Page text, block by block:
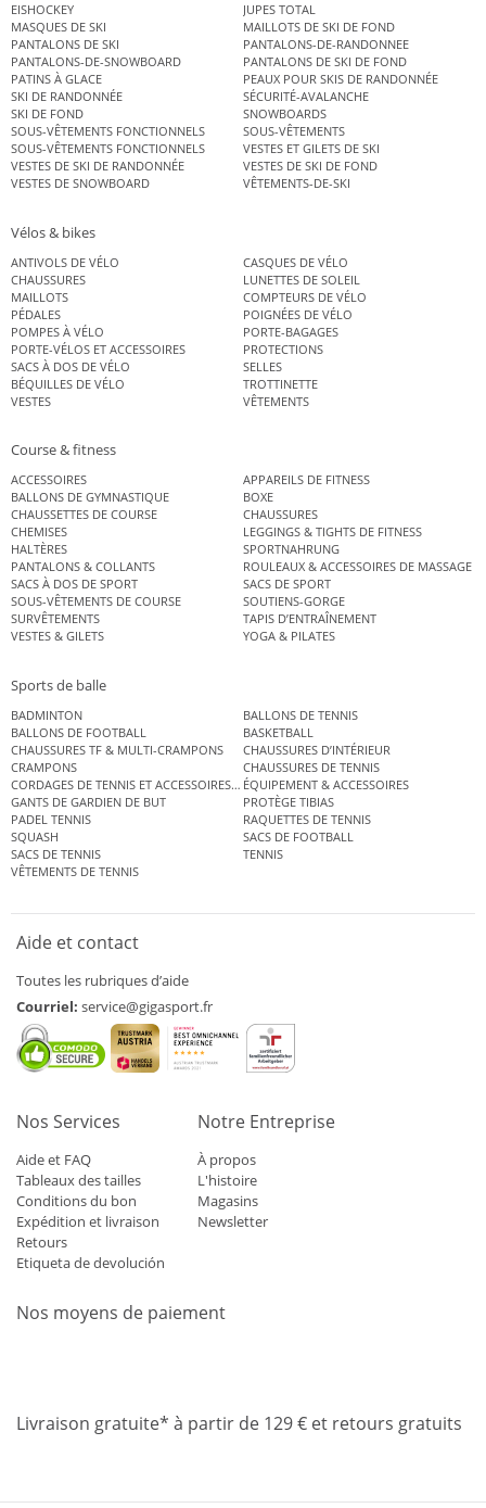
EISHOCKEY
JUPES TOTAL
MASQUES DE SKI
MAILLOTS DE SKI DE FOND
PANTALONS DE SKI
PANTALONS-DE-RANDONNEE
PANTALONS-DE-SNOWBOARD
PANTALONS DE SKI DE FOND
PATINS À GLACE
PEAUX POUR SKIS DE RANDONNÉE
SKI DE RANDONNÉE
SÉCURITÉ-AVALANCHE
SKI DE FOND
SNOWBOARDS
SOUS-VÊTEMENTS FONCTIONNELS
SOUS-VÊTEMENTS
SOUS-VÊTEMENTS FONCTIONNELS
VESTES ET GILETS DE SKI
VESTES DE SKI DE RANDONNÉE
VESTES DE SKI DE FOND
VESTES DE SNOWBOARD
VÊTEMENTS-DE-SKI
Vélos & bikes
ANTIVOLS DE VÉLO
CASQUES DE VÉLO
CHAUSSURES
LUNETTES DE SOLEIL
MAILLOTS
COMPTEURS DE VÉLO
PÉDALES
POIGNÉES DE VÉLO
POMPES À VÉLO
PORTE-BAGAGES
PORTE-VÉLOS ET ACCESSOIRES
PROTECTIONS
SACS À DOS DE VÉLO
SELLES
BÉQUILLES DE VÉLO
TROTTINETTE
VESTES
VÊTEMENTS
Course & fitness
ACCESSOIRES
APPAREILS DE FITNESS
BALLONS DE GYMNASTIQUE
BOXE
CHAUSSETTES DE COURSE
CHAUSSURES
CHEMISES
LEGGINGS & TIGHTS DE FITNESS
HALTÈRES
SPORTNAHRUNG
PANTALONS & COLLANTS
ROULEAUX & ACCESSOIRES DE MASSAGE
SACS À DOS DE SPORT
SACS DE SPORT
SOUS-VÊTEMENTS DE COURSE
SOUTIENS-GORGE
SURVÊTEMENTS
TAPIS D’ENTRAÎNEMENT
VESTES & GILETS
YOGA & PILATES
Sports de balle
BADMINTON
BALLONS DE TENNIS
BALLONS DE FOOTBALL
BASKETBALL
CHAUSSURES TF & MULTI-CRAMPONS
CHAUSSURES D’INTÉRIEUR
CRAMPONS
CHAUSSURES DE TENNIS
CORDAGES DE TENNIS ET ACCESSOIRES DE TENNISÉQUIPEMENT & ACCESSOIRES
GANTS DE GARDIEN DE BUT
PROTÈGE TIBIAS
PADEL TENNIS
RAQUETTES DE TENNIS
SQUASH
SACS DE FOOTBALL
SACS DE TENNIS
TENNIS
VÊTEMENTS DE TENNIS
Aide et contact
Toutes les rubriques d’aide
Courriel: service@gigasport.fr
Nos Services
Aide et FAQ
Tableaux des tailles
Conditions du bon
Expédition et livraison
Retours
Etiqueta de devolución
Notre Entreprise
À propos
L'histoire
Magasins
Newsletter
Nos moyens de paiement
Livraison gratuite* à partir de 129 € et retours gratuits